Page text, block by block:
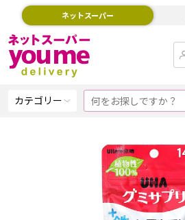
ネットスーパー
カテゴリー